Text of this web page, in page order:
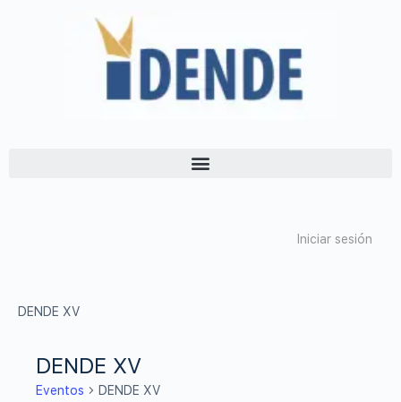
Iniciar sesión
DENDE XV
DENDE XV
Eventos DENDE XV